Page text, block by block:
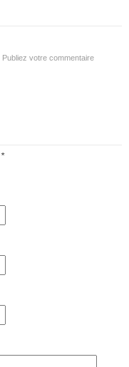
Publiez votre commentaire
*